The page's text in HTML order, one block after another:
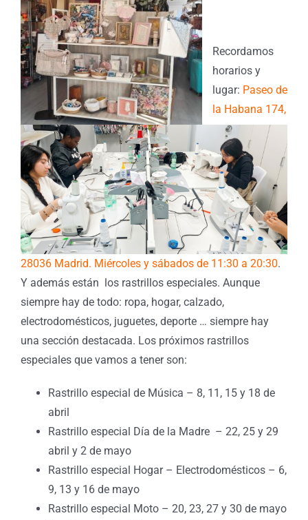
Recordamos
horarios y
lugar: Paseo de
la Habana 174,
28036 Madrid. Miércoles y sábados de 11:30 a 20:30.
Y además están los rastrillos especiales. Aunque
siempre hay de todo: ropa, hogar, calzado,
electrodomésticos, juguetes, deporte … siempre hay
una sección destacada. Los próximos rastrillos
especiales que vamos a tener son:
Rastrillo especial de Música – 8, 11, 15 y 18 de
abril
Rastrillo especial Día de la Madre – 22, 25 y 29
abril y 2 de mayo
Rastrillo especial Hogar – Electrodomésticos – 6,
9, 13 y 16 de mayo
Rastrillo especial Moto – 20, 23, 27 y 30 de mayo